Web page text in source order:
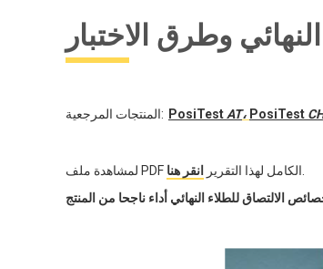
وطرق الاختبار
المنتجات المرجعية: PosiTest AT، PosiTest
لمشاهدة ملف PDF الكامل لهذا التقرير انقر هنا